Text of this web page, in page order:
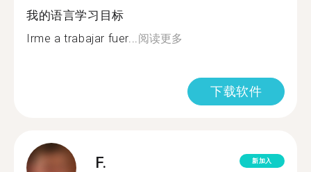
我的语言学习目标
Irme a trabajar fuer... 阅读更多
下载软件
F. 新加入